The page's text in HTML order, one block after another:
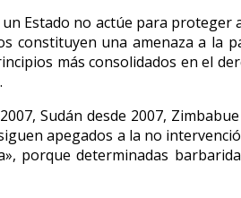
Estado no actúe para
una amenaza a la
más consolidados en el
Sudán desde 2007,
apegados a la no
porque determinadas